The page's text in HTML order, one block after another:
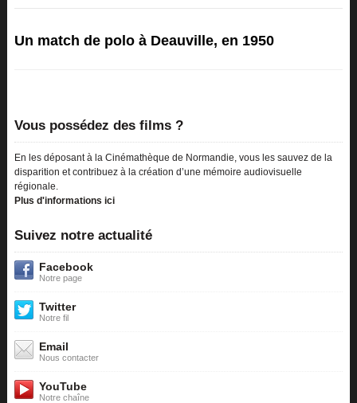
Un match de polo à Deauville, en 1950
Vous possédez des films ?
En les déposant à la Cinémathèque de Normandie, vous les sauvez de la
disparition et contribuez à la création d’une mémoire audiovisuelle
régionale.
Plus d'informations ici
Suivez notre actualité
Facebook
Notre page
Twitter
Notre fil
Email
Nous contacter
YouTube
Notre chaîne